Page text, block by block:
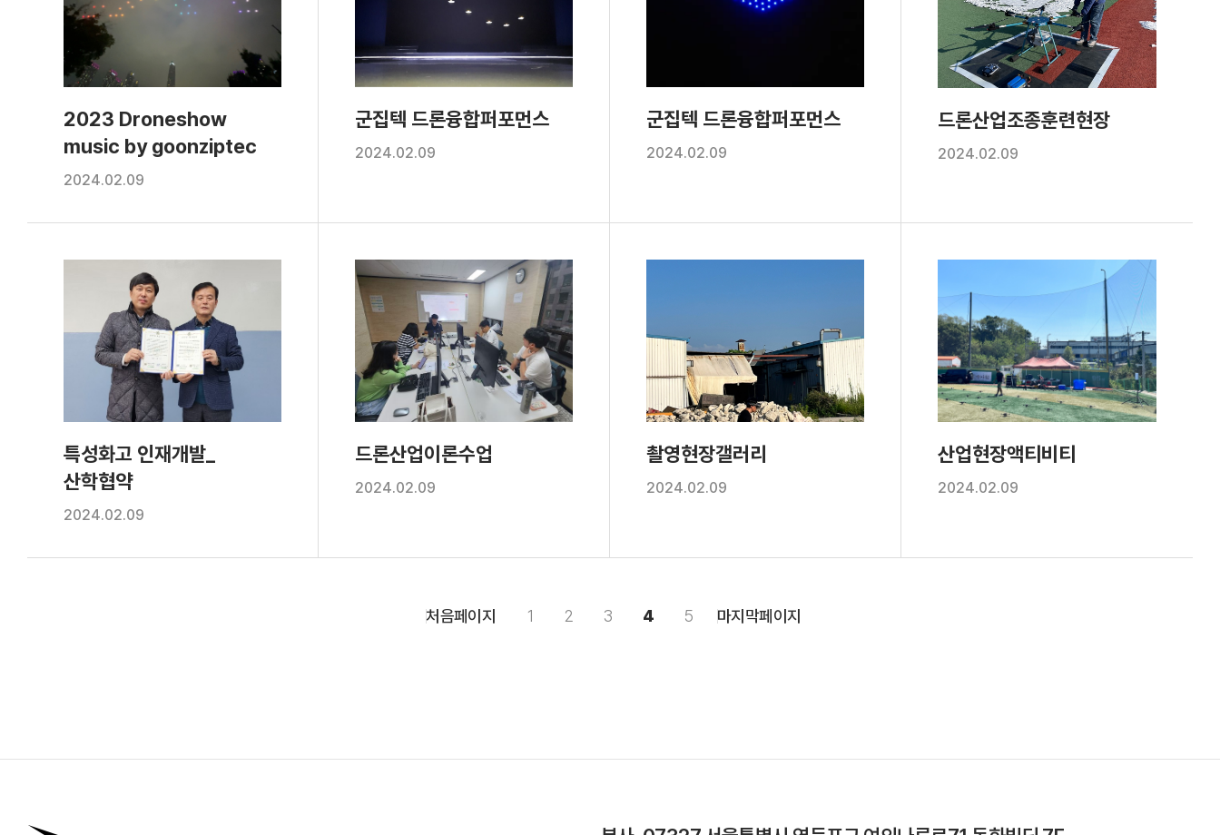
2023 Droneshow
music by goonziptec
2024.02.09
군집텍 드론융합퍼포먼스
2024.02.09
군집텍 드론융합퍼포먼스
2024.02.09
드론산업조종훈련현장
2024.02.09
특성화고 인재개발_
산학협약
2024.02.09
드론산업이론수업
2024.02.09
촬영현장갤러리
2024.02.09
산업현장액티비티
2024.02.09
처음페이지 1 2 3 4 5 마지막페이지